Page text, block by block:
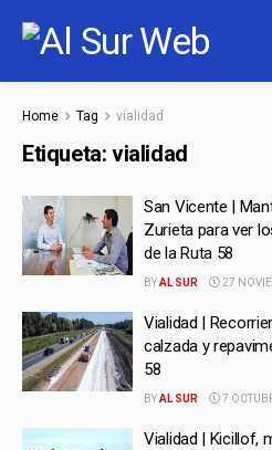
Home Tag vialidad
Etiqueta: vialidad
San Vicente |
Zurieta para ver
de la Ruta 58
BYAL SUR 27
Vialidad |
calzada y
58
BYAL SUR 7
Vialidad | Kicillof,